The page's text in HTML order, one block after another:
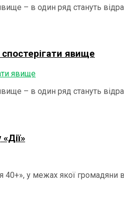
– в один ряд стануть
явище
– в один ряд стануть
40+», у межах якої